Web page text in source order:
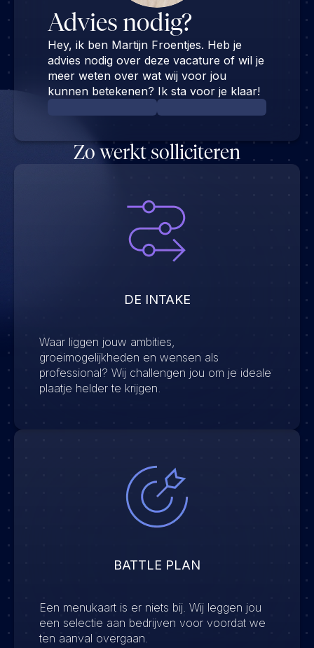
Advies nodig?
Hey, ik ben Martijn Froentjes. Heb je
advies nodig over deze vacature of wil je
meer weten over wat wij voor jou
kunnen betekenen? Ik sta voor je klaar!
Zo werkt solliciteren
DE INTAKE
Waar liggen jouw ambities,
groeimogelijkheden en wensen als
professional? Wij challengen jou om je ideale
plaatje helder te krijgen.
BATTLE PLAN
Een menukaart is er niets bij. Wij leggen jou
een selectie aan bedrijven voor voordat we
ten aanval overgaan.